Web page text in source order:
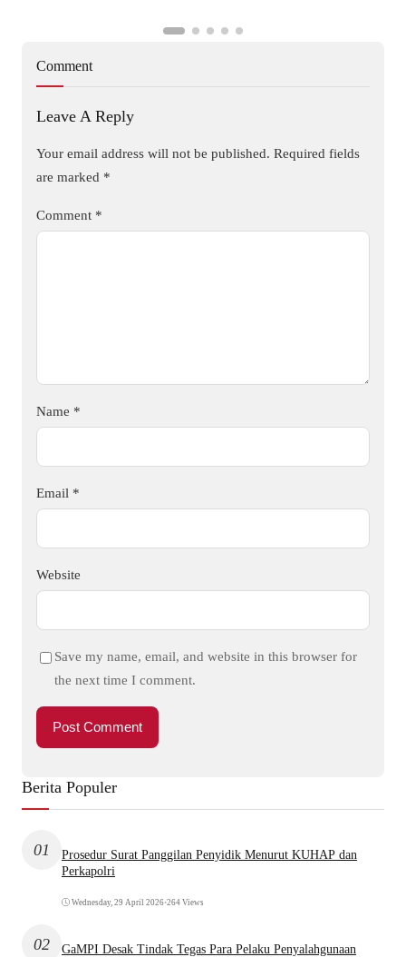
Comment
Leave A Reply
Your email address will not be published. Required fields
are marked *
Comment *
Name *
Email *
Website
Save my name, email, and website in this browser for
the next time I comment.
Berita Populer
01
Prosedur Surat Panggilan Penyidik Menurut KUHAP dan
Perkapolri
Wednesday, 29 April 2026•264 Views
02
GaMPI Desak Tindak Tegas Para Pelaku Penyalahgunaan